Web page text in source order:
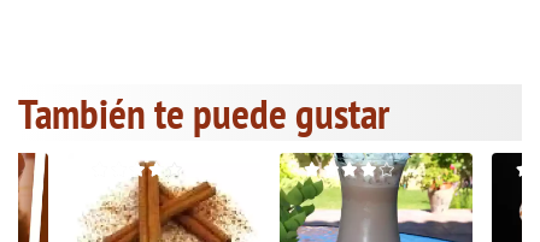
También te puede gustar